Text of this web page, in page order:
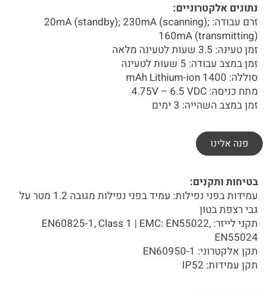
נתונים אלקטרוניים:
זרם עבודה: 20mA (standby); 230mA (scanning);
160mA (transmitting)
זמן טעינה: 3.5 שעות לטעינה מלאה
זמן במצב עבודה: 5 שעות לטעינה
סוללה: 1400 mAh Lithium-ion
מתח כניסה: 4.75V – 6.5 VDC
זמן במצב השהייה: 3 ימים
פנה אלינו
בטיחות ותקנים:
עמידות בפני נפילות: עמיד בפני נפילות מגובה 1.2 מטר על
גבי רצפת בטון
תקני לייזר: EN60825-1, Class 1 | EMC: EN55022,
EN55024
תקן אלקטרוני: EN60950-1
תקן עמידות: IP52